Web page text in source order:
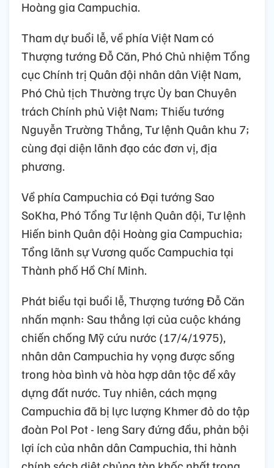
Hoàng gia Campuchia.
Tham dự buổi lễ, về phía Việt Nam có
Thượng tướng Đỗ Căn, Phó Chủ nhiệm Tổng
cục Chính trị Quân đội nhân dân Việt Nam,
Phó Chủ tịch Thường trực Ủy ban Chuyên
trách Chính phủ Việt Nam; Thiếu tướng
Nguyễn Trường Thắng, Tư lệnh Quân khu 7;
cùng đại diện lãnh đạo các đơn vị, địa
phương.
Về phía Campuchia có Đại tướng Sao
SoKha, Phó Tổng Tư lệnh Quân đội, Tư lệnh
Hiến binh Quân đội Hoàng gia Campuchia;
Tổng lãnh sự Vương quốc Campuchia tại
Thành phố Hồ Chí Minh.
Phát biểu tại buổi lễ, Thượng tướng Đỗ Căn
nhấn mạnh: Sau thắng lợi của cuộc kháng
chiến chống Mỹ cứu nước (17/4/1975),
nhân dân Campuchia hy vọng được sống
trong hòa bình và hòa hợp dân tộc để xây
dựng đất nước. Tuy nhiên, cách mạng
Campuchia đã bị lực lượng Khmer đỏ do tập
đoàn Pol Pot - Ieng Sary đứng đầu, phản bội
lợi ích của nhân dân Campuchia, thi hành